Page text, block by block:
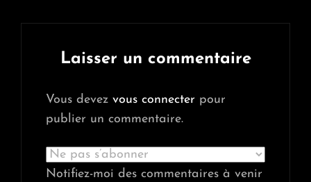
Laisser un commentaire
Vous devez vous connecter pour
publier un commentaire.
Notifiez-moi des commentaires à venir